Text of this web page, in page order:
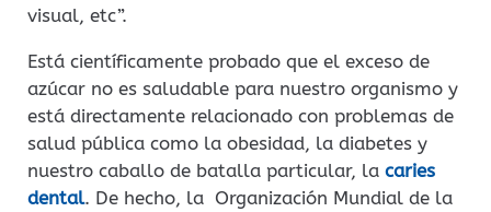
visual, etc”.
Está científicamente probado que el exceso de
azúcar no es saludable para nuestro organismo y
está directamente relacionado con problemas de
salud pública como la obesidad, la diabetes y
nuestro caballo de batalla particular, la caries
dental. De hecho, la Organización Mundial de la